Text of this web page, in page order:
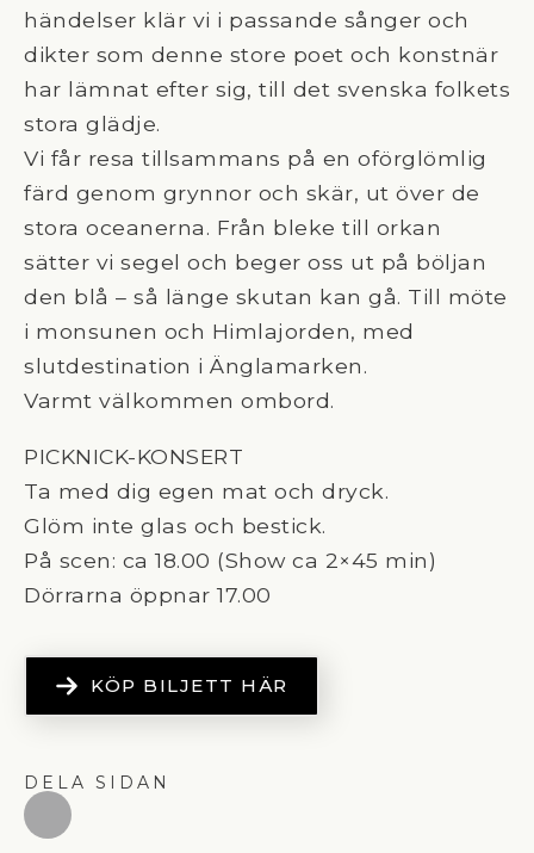
händelser klär vi i passande sånger och
dikter som denne store poet och konstnär
har lämnat efter sig, till det svenska folkets
stora glädje.
Vi får resa tillsammans på en oförglömlig
färd genom grynnor och skär, ut över de
stora oceanerna. Från bleke till orkan
sätter vi segel och beger oss ut på böljan
den blå – så länge skutan kan gå. Till möte
i monsunen och Himlajorden, med
slutdestination i Änglamarken.
Varmt välkommen ombord.
PICKNICK-KONSERT
Ta med dig egen mat och dryck.
Glöm inte glas och bestick.
På scen: ca 18.00 (Show ca 2×45 min)
Dörrarna öppnar 17.00
KÖP BILJETT HÄR
DELA SIDAN